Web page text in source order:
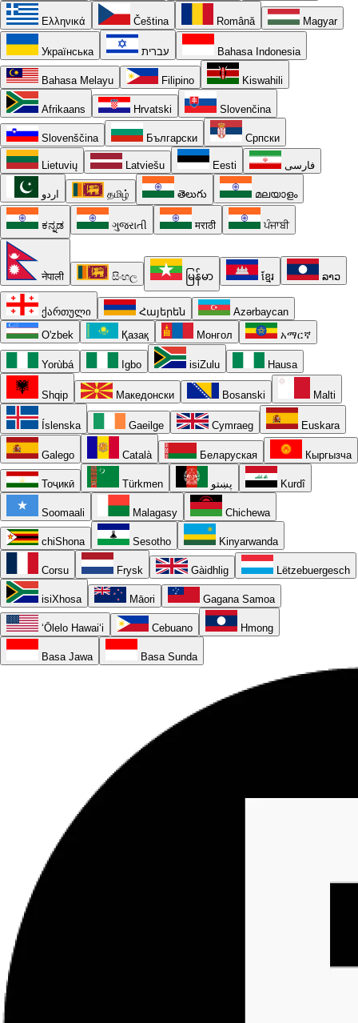
Ελληνικά Čeština Română Magyar
Українська עברית Bahasa Indonesia
Bahasa Melayu Filipino Kiswahili
Afrikaans Hrvatski Slovenčina
Slovenščina Български Српски
Lietuvių Latviešu Eesti فارسی
اردو தமிழ் తెలుగు മലയാളം
ಕನ್ನಡ ગુજરાતી मराठी ਪੰਜਾਬੀ
नेपाली සිංහල မြန်မာ ខ្មែរ ລາວ
ქართული Հայերեն
Azərbaycan
O'zbek
Қазақ Монгол አማርኛ
Yorùbá Igbo isiZulu Hausa
Shqip Македонски Bosanski Malti
Íslenska Gaeilge Cymraeg Euskara
Galego Català Беларуская Кыргызча
Тоҷикӣ Türkmen پښتو Kurdî
Soomaali Malagasy Chichewa
chiShona Sesotho Kinyarwanda
Corsu Frysk Gàidhlig Lëtzebuergesch
isiXhosa Māori Gagana Samoa
ʻŌlelo Hawaiʻi Cebuano Hmong
Basa Jawa Basa Sunda